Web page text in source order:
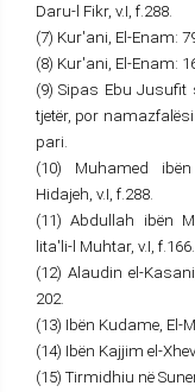
Daru-l Fikr, v.I, f.288.
(7) Kur'ani, El-Enam:
(8) Kur'ani, El-Enam:
(9) Sipas Ebu Jusufit
tjetër, por
pari.
(10) Muhamed
Hidajeh, v.I, f.288.
(11) Abdullah ibën
lita'li-l Muhtar, v.I, f.166.
(12) Alaudin el-
202.
(13) Ibën Kudame, El-
(14) Ibën Kajjim el-
(15) Tirmidhiu në